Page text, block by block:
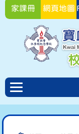
家課冊 網頁地圖